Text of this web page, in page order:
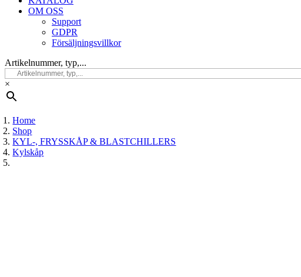
OM OSS
Support
GDPR
Försäljningsvillkor
Artikelnummer, typ,...
×
Home
Shop
KYL-, FRYSSKÅP & BLASTCHILLERS
Kylskåp